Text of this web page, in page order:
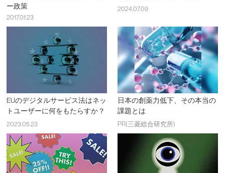
ー政策
2017.01.23
2024.07.09
EUのデジタルサービス法はネッ
トユーザーに何をもたらすか？
2023.05.23
日本の創薬力低下、その本当の
課題とは
PR(三菱総合研究所)